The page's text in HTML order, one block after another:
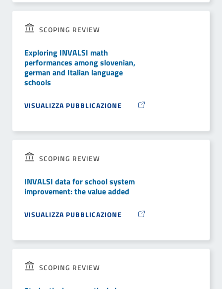
SCOPING REVIEW
Exploring INVALSI math
performances among slovenian,
german and Italian language
schools
VISUALIZZA PUBBLICAZIONE
SCOPING REVIEW
INVALSI data for school system
improvement: the value added
VISUALIZZA PUBBLICAZIONE
SCOPING REVIEW